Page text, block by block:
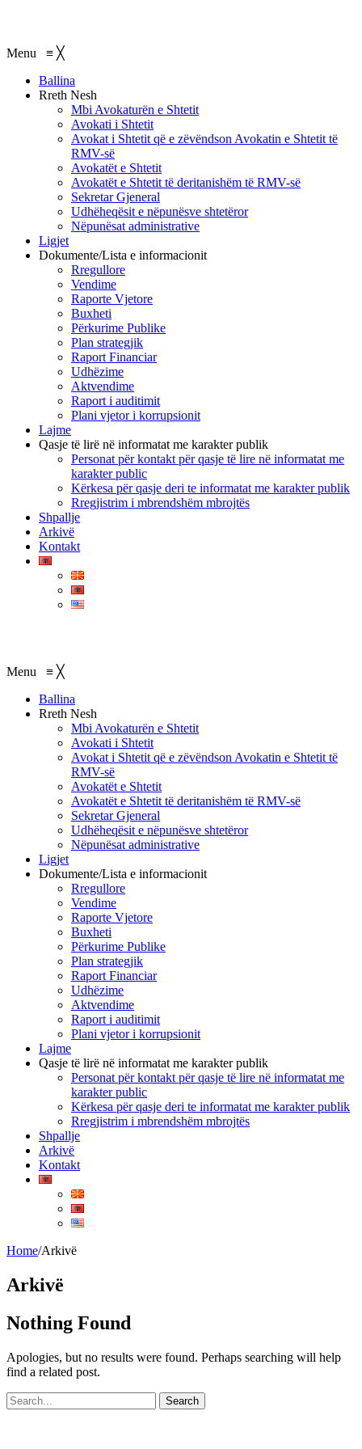
Menu ≡ ╳
Ballina
Rreth Nesh
Mbi Avokaturën e Shtetit
Avokati i Shtetit
Avokat i Shtetit që e zëvëndson Avokatin e Shtetit të
RMV-së
Avokatët e Shtetit
Avokatët e Shtetit të deritanishëm të RMV-së
Sekretar Gjeneral
Udhëheqësit e nëpunësve shtetëror
Nëpunësat administrative
Ligjet
Dokumente/Lista e informacionit
Rregullore
Vendime
Raporte Vjetore
Buxheti
Përkurime Publike
Plan strategjik
Raport Financiar
Udhëzime
Aktvendime
Raport i auditimit
Plani vjetor i korrupsionit
Lajme
Qasje të lirë në informatat me karakter publik
Personat për kontakt për qasje të lire në informatat me
karakter public
Kërkesa për qasje deri te informatat me karakter publik
Rregjistrim i mbrendshëm mbrojtës
Shpallje
Arkivë
Kontakt
Menu ≡ ╳
Ballina
Rreth Nesh
Mbi Avokaturën e Shtetit
Avokati i Shtetit
Avokat i Shtetit që e zëvëndson Avokatin e Shtetit të
RMV-së
Avokatët e Shtetit
Avokatët e Shtetit të deritanishëm të RMV-së
Sekretar Gjeneral
Udhëheqësit e nëpunësve shtetëror
Nëpunësat administrative
Ligjet
Dokumente/Lista e informacionit
Rregullore
Vendime
Raporte Vjetore
Buxheti
Përkurime Publike
Plan strategjik
Raport Financiar
Udhëzime
Aktvendime
Raport i auditimit
Plani vjetor i korrupsionit
Lajme
Qasje të lirë në informatat me karakter publik
Personat për kontakt për qasje të lire në informatat me
karakter public
Kërkesa për qasje deri te informatat me karakter publik
Rregjistrim i mbrendshëm mbrojtës
Shpallje
Arkivë
Kontakt
Home/Arkivë
Arkivë
Nothing Found
Apologies, but no results were found. Perhaps searching will help
find a related post.
Search